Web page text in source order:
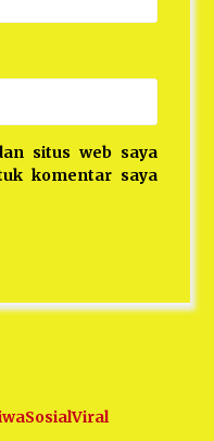
situs web saya
komentar saya
SosialViral